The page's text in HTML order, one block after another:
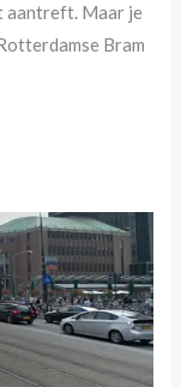
aantreft. Maar je
Bram